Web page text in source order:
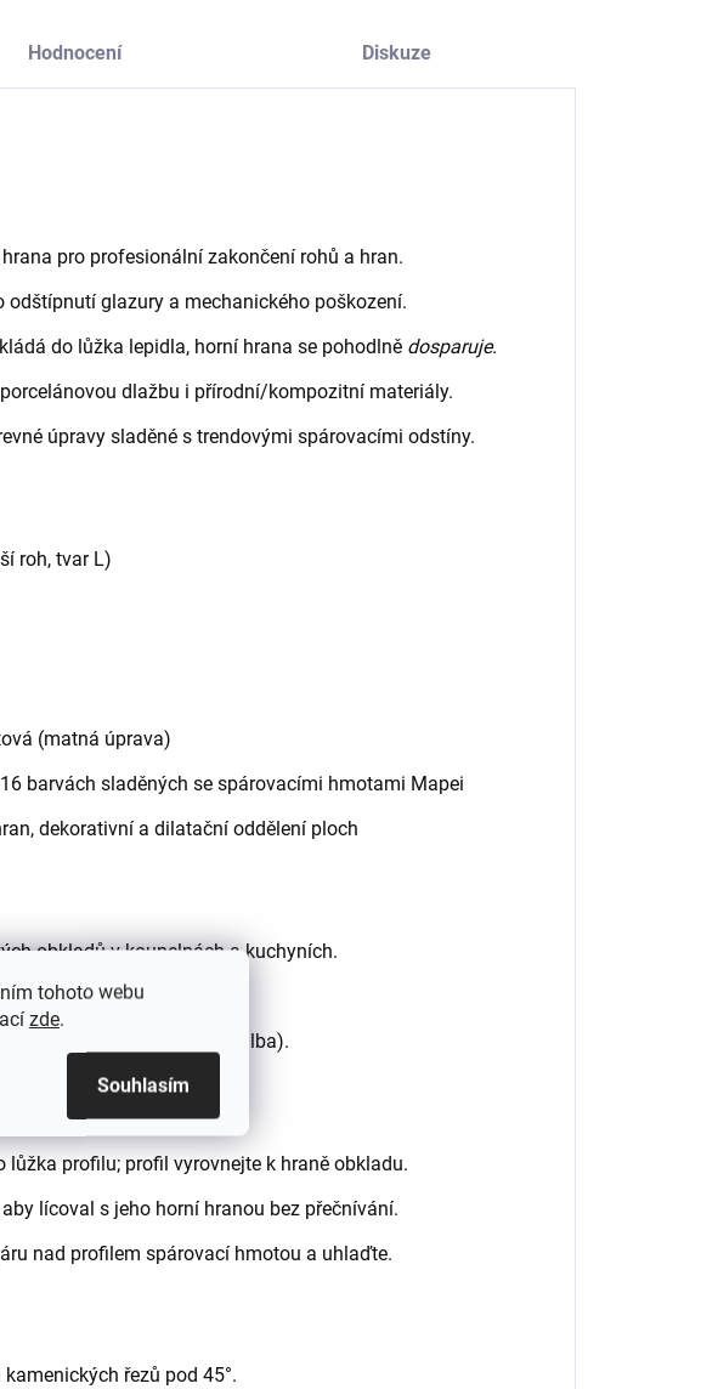
tohoto webu
zde.
Souhlasím
Hodnocení Diskuze
pro profesionální zakončení rohů a hran.
odštípnutí glazury a mechanického poškození.
do lůžka lepidla, horní hrana se pohodlně dosparuje.
dlažbu i přírodní/kompozitní materiály.
úpravy sladěné s trendovými spárovacími odstíny.
roh, tvar L)
(matná úprava)
barvách sladěných se spárovacími hmotami Mapei
dekorativní a dilatační oddělení ploch
obkladů v koupelnách a kuchyních.
a nik.
povrchů (např. obklad × malba).
lůžka profilu; profil vyrovnejte k hraně obkladu.
lícoval s jeho horní hranou bez přečnívání.
nad profilem spárovací hmotou a uhlaďte.
řezů pod 45°.